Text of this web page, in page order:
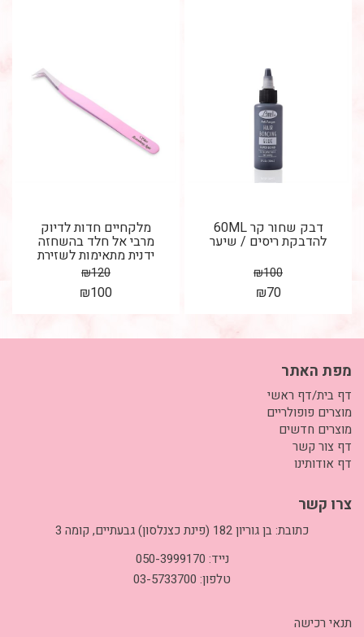
דבק שחור קר 60ML
להדבקת ריסים / שיער
₪100
₪70
מלקחיים חדות לדיוק
מרבי אל חלד בהשחזה
ידנית מתאימות לשזירת
ריסים הלחמה / הדבקה...
₪120
₪100
מפת האתר
דף בית/דף ראשי
מוצרים פופולריים
מוצרים חדשים
דף צור קשר
דף אודותינו
צרו קשר
כתובת: בן גוריון 182 (פינת כצנלסון) גבעתיים, קומה 3
נייד: 050-3999170
טלפון: 03-5733700
תנאי רכישה